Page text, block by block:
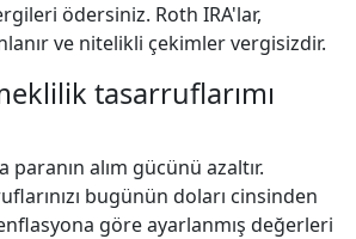
ödersiniz. Roth IRA'lar,
ve nitelikli çekimler vergisizdir.
tasarruflarımı
paranın alım gücünü azaltır.
bugünün doları cinsinden
göre ayarlanmış değerleri